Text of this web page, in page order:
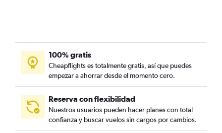
100% gratis
Cheapflights es totalmente gratis, así que puedes
empezar a ahorrar desde el momento cero.
Reserva con flexibilidad
Nuestros usuarios pueden hacer planes con total
confianza y buscar vuelos sin cargos por cambios.